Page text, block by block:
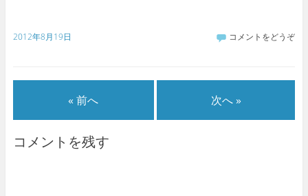
2012年8月19日 コメントをどうぞ
« 前へ 次へ »
コメントを残す